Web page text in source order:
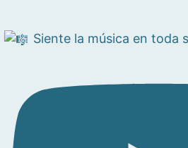
Siente la música en toda